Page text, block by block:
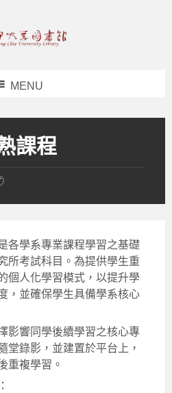
MENU
課程
各學系專業課程學習之基礎
所考試科目。為提供學生重
個人化學習模式，以提升學
，並確保學生具備學系核心
影響同學後續學習之核心專
堂錄影，並建置於平台上，
重複學習。